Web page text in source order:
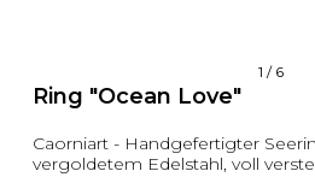
1 / 6
Ring "Ocean Love"
Caorniart - Handgefertigter
vergoldetem Edelstahl, voll